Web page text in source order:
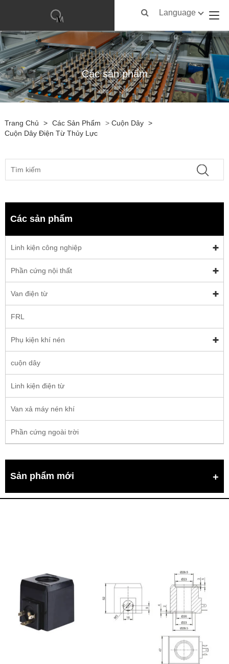
Language
Các sản phẩm
Trang Chủ > Các Sản Phẩm > Cuộn Dây >
Cuộn Dây Điện Từ Thủy Lực
Các sản phẩm
Linh kiện công nghiệp
Phần cứng nội thất
Van điện từ
FRL
Phụ kiện khí nén
cuộn dây
Linh kiện điện từ
Van xả máy nén khí
Phần cứng ngoài trời
Sản phẩm mới